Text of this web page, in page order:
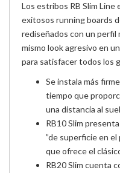
Los estribos RB Slim
exitosos running boards
rediseñados con un perfil
mismo lookagresivo en
para satisfacer todos los
Se instala más
tiempo que
una distancia al
RB10 Slim
”de superficie en el
que ofrece el
RB20 Slim cuenta